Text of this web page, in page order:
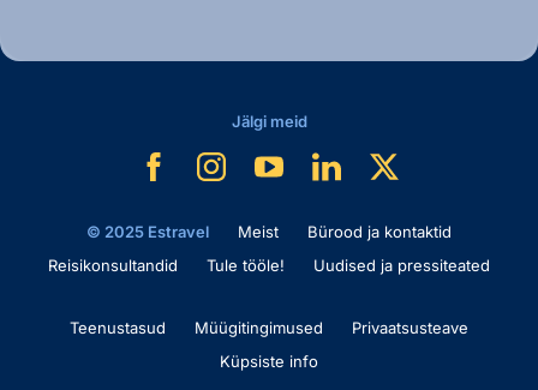
© 2025 Estravel Meist
Bürood ja kontaktid
Reisikonsultandid
Tule tööle! Uudised ja pressiteated
Teenustasud Müügitingimused
Privaatsusteave
Küpsiste info
Jälgi meid